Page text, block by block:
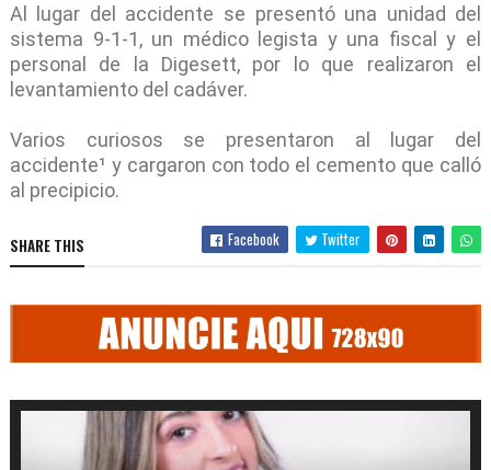
Al lugar del accidente se presentó una unidad del
sistema 9-1-1, un médico legista y una fiscal y el
personal de la Digesett, por lo que realizaron el
levantamiento del cadáver.
Varios curiosos se presentaron al lugar del
accidente¹ y cargaron con todo el cemento que calló
al precipicio.
SHARE THIS Facebook Twitter